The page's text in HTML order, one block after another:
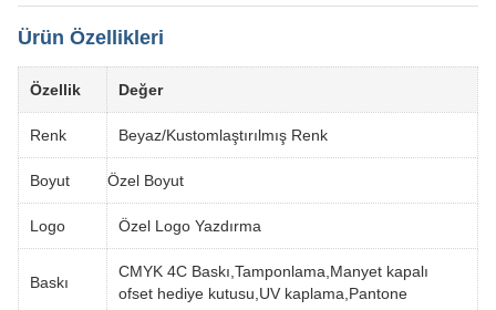
Ürün Özellikleri
Özellik Değer
Renk Beyaz/Kustomlaştırılmış Renk
Boyut Özel Boyut
Logo Özel Logo Yazdırma
Baskı
CMYK 4C Baskı,Tamponlama,Manyet kapalı
ofset hediye kutusu,UV kaplama,Pantone